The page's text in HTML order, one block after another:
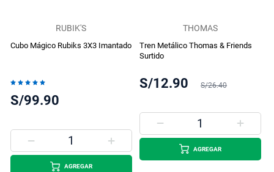
RUBIK'S
Cubo Mágico Rubiks 3X3 Imantado
Valoración:
S/99.90
AGREGAR
THOMAS
Tren Metálico Thomas & Friends
Surtido
S/12.90 S/26.40
AGREGAR